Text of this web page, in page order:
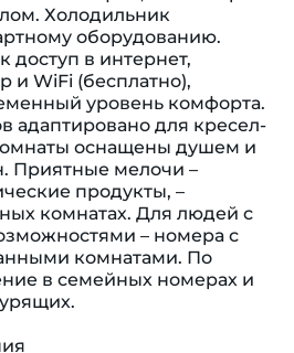
Холодильник
оборудованию.
доступ в интернет,
и WiFi (бесплатно),
уровень комфорта.
адаптировано для кресел-
оснащены душем и
Приятные мелочи –
продукты, –
комнатах. Для людей с
– номера с
комнатами. По
в семейных номерах и